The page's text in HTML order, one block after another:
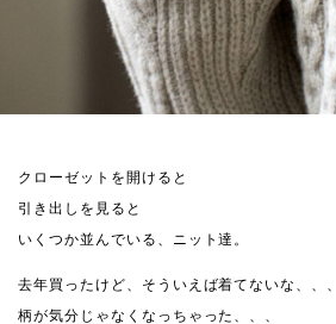
クローゼットを開けると
引き出しを見ると
いくつか並んでいる、ニット達。
去年買ったけど、そういえば着てないな、、、
柄が気分じゃなくなっちゃった、、、